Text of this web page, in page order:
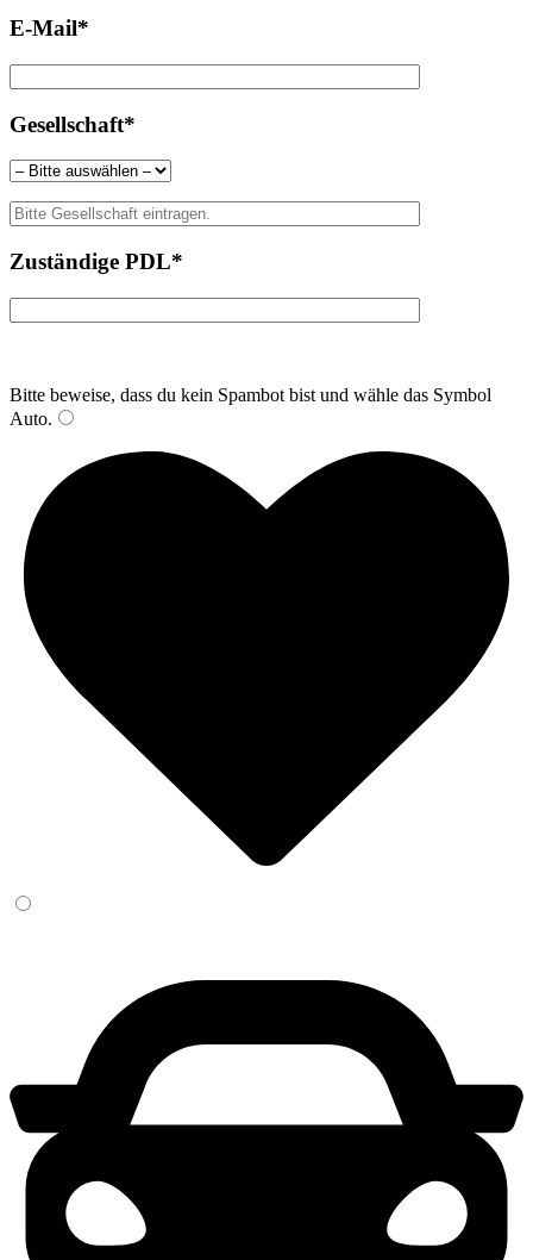
E-Mail*
Gesellschaft*
Zuständige PDL*
Bitte beweise, dass du kein Spambot bist und wähle das Symbol
Auto.